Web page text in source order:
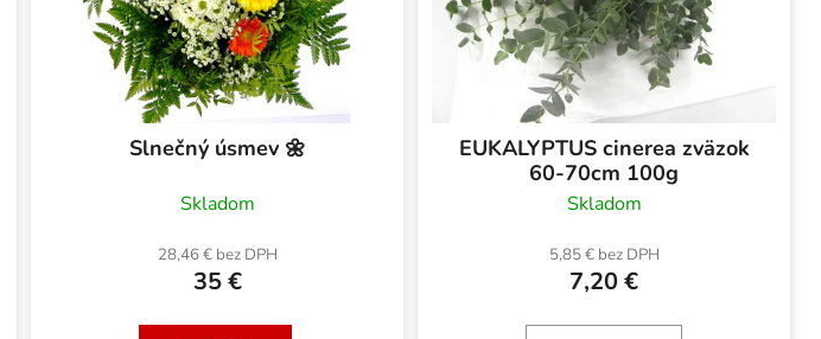
Slnečný úsmev 🌼
Skladom
28,46 € bez DPH
35 €
EUKALYPTUS cinerea zväzok
60-70cm 100g
Skladom
5,85 € bez DPH
7,20 €